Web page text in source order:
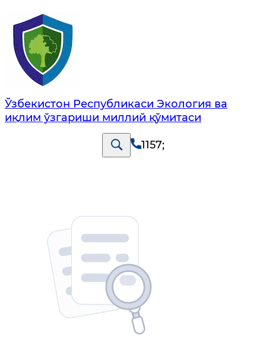
Ўзбекистон Республикаси Экология ва
иқлим ўзгариши миллий қўмитаси
1157;